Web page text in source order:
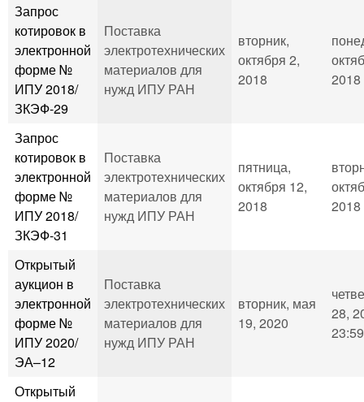
Запрос
котировок в
электронной
форме №
ИПУ 2018/
ЗКЭФ-29
Поставка
электротехнических
материалов для
нужд ИПУ РАН
вторник,
октября 2,
2018
2018
Запрос
котировок в
электронной
форме №
ИПУ 2018/
ЗКЭФ-31
Поставка
электротехнических
материалов для
нужд ИПУ РАН
пятница,
октября 12,
2018
2018
Открытый
аукцион в
электронной
форме №
ИПУ 2020/
ЭА–12
Поставка
электротехнических
материалов для
нужд ИПУ РАН
вторник, мая
19, 2020
28,
23:59
Открытый